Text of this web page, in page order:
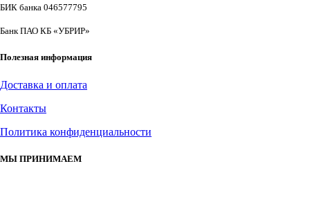
БИК банка 046577795
Банк ПАО КБ «УБРИР»
Полезная информация
Доставка и оплата
Контакты
Политика конфиденциальности
МЫ ПРИНИМАЕМ